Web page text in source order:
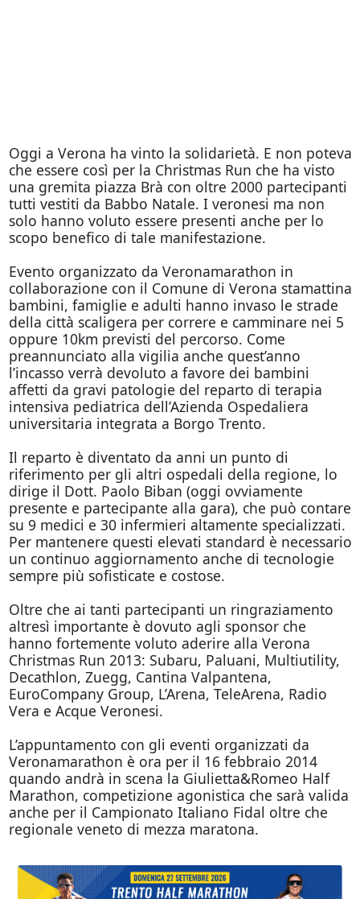
Oggi a Verona ha vinto la solidarietà. E non poteva
che essere così per la Christmas Run che ha visto
una gremita piazza Brà con oltre 2000 partecipanti
tutti vestiti da Babbo Natale. I veronesi ma non
solo hanno voluto essere presenti anche per lo
scopo benefico di tale manifestazione.
Evento organizzato da Veronamarathon in
collaborazione con il Comune di Verona stamattina
bambini, famiglie e adulti hanno invaso le strade
della città scaligera per correre e camminare nei 5
oppure 10km previsti del percorso. Come
preannunciato alla vigilia anche quest’anno
l’incasso verrà devoluto a favore dei bambini
affetti da gravi patologie del reparto di terapia
intensiva pediatrica dell’Azienda Ospedaliera
universitaria integrata a Borgo Trento.
Il reparto è diventato da anni un punto di
riferimento per gli altri ospedali della regione, lo
dirige il Dott. Paolo Biban (oggi ovviamente
presente e partecipante alla gara), che può contare
su 9 medici e 30 infermieri altamente specializzati.
Per mantenere questi elevati standard è necessario
un continuo aggiornamento anche di tecnologie
sempre più sofisticate e costose.
Oltre che ai tanti partecipanti un ringraziamento
altresì importante è dovuto agli sponsor che
hanno fortemente voluto aderire alla Verona
Christmas Run 2013: Subaru, Paluani, Multiutility,
Decathlon, Zuegg, Cantina Valpantena,
EuroCompany Group, L’Arena, TeleArena, Radio
Vera e Acque Veronesi.
L’appuntamento con gli eventi organizzati da
Veronamarathon è ora per il 16 febbraio 2014
quando andrà in scena la Giulietta&Romeo Half
Marathon, competizione agonistica che sarà valida
anche per il Campionato Italiano Fidal oltre che
regionale veneto di mezza maratona.